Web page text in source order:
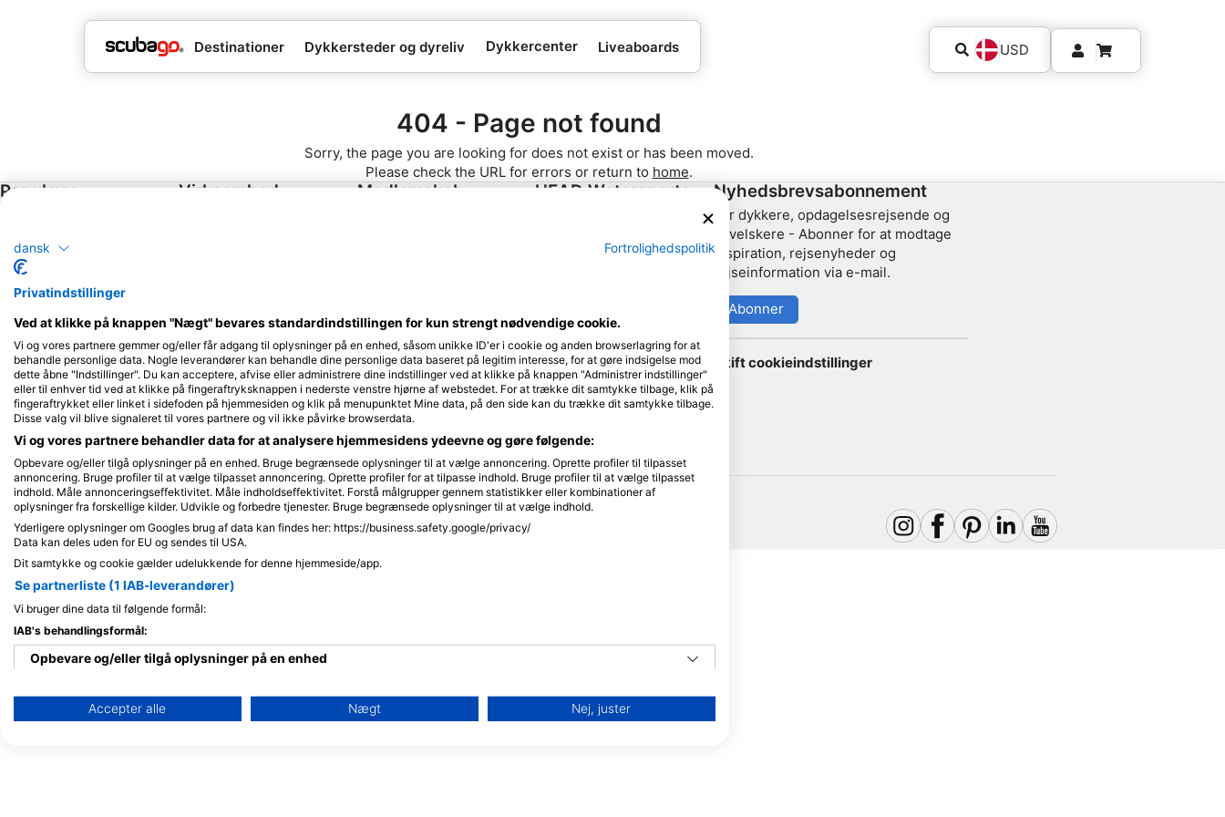
Destinationer Dykkersteder og dyreliv Dykkercenter Liveaboards USD
404 - Page not found
Sorry, the page you are looking for does not exist or has been moved.
Please check the URL for errors or return to home.
Populære
Thailand
Egypten
Spanien
Indonesien
Florida
Filippinerne
Mexico
Maldiverne
Virksomhed
Vilkår for brug
Aftryk
Medlemskab HEAD Watersports
LiveAboard.com
Apeks
rEvo
Zoggs
HEAD
Nyhedsbrevsabonnement
For dykkere, opdagelsesrejsende og
havelskere - Abonner for at modtage
inspiration, rejsenyheder og
rejseinformation via e-mail.
Abonner
Skift cookieindstillinger
dansk Fortrolighedspolitik
Privatindstillinger
Ved at klikke på knappen "Nægt" bevares standardindstillingen for kun strengt nødvendige cookie.
Vi og vores partnere gemmer og/eller får adgang til oplysninger på en enhed, såsom unikke ID'er i cookie og anden browserlagring for at
behandle personlige data. Nogle leverandører kan behandle dine personlige data baseret på legitim interesse, for at gøre indsigelse mod
dette åbne "Indstillinger". Du kan acceptere, afvise eller administrere dine indstillinger ved at klikke på knappen "Administrer indstillinger"
eller til enhver tid ved at klikke på fingeraftryksknappen i nederste venstre hjørne af webstedet. For at trække dit samtykke tilbage, klik på
fingeraftrykket eller linket i sidefoden på hjemmesiden og klik på menupunktet Mine data, på den side kan du trække dit samtykke tilbage.
Disse valg vil blive signaleret til vores partnere og vil ikke påvirke browserdata.
Vi og vores partnere behandler data for at analysere hjemmesidens ydeevne og gøre følgende:
Opbevare og/eller tilgå oplysninger på en enhed. Bruge begrænsede oplysninger til at vælge annoncering. Oprette profiler til tilpasset
annoncering. Bruge profiler til at vælge tilpasset annoncering. Oprette profiler for at tilpasse indhold. Bruge profiler til at vælge tilpasset
indhold. Måle annonceringseffektivitet. Måle indholdseffektivitet. Forstå målgrupper gennem statistikker eller kombinationer af
oplysninger fra forskellige kilder. Udvikle og forbedre tjenester. Bruge begrænsede oplysninger til at vælge indhold.
Yderligere oplysninger om Googles brug af data kan findes her: https://business.safety.google/privacy/
Data kan deles uden for EU og sendes til USA.
Dit samtykke og cookie gælder udelukkende for denne hjemmeside/app.
Se partnerliste (1 IAB-leverandører)
Vi bruger dine data til følgende formål:
IAB's behandlingsformål:
Opbevare og/eller tilgå oplysninger på en enhed
Bruge begrænsede oplysninger til at vælge annoncering
Accepter alle Nægt Nej, juster